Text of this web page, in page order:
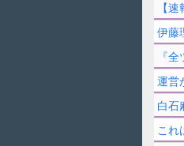
【
伊藤
『
運営
白
これ